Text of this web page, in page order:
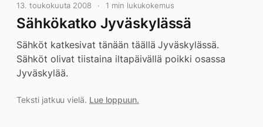
13. toukokuuta 2008 1 min lukukokemus
Sähkökatko Jyväskylässä
Sähköt katkesivat tänään täällä Jyväskylässä.
Sähköt olivat tiistaina iltapäivällä poikki osassa
Jyväskylää.
Teksti jatkuu vielä. Lue loppuun.